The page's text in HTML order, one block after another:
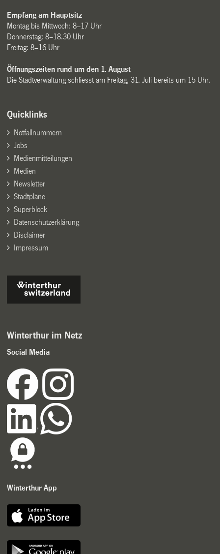
Empfang am Hauptsitz
Montag bis Mittwoch: 8–17 Uhr
Donnerstag: 8–18.30 Uhr
Freitag: 8–16 Uhr
Öffnungszeiten rund um den 1. August
Die Stadtverwaltung schliesst am Freitag, 31. Juli bereits um 15 Uhr.
Quicklinks
Notfallnummern
Jobs
Medienmitteilungen
Medien
Newsletter
Stadtpläne
Superblock
Datenschutzerklärung
Disclaimer
Impressum
Winterthur im Netz
Social Media
Winterthur App